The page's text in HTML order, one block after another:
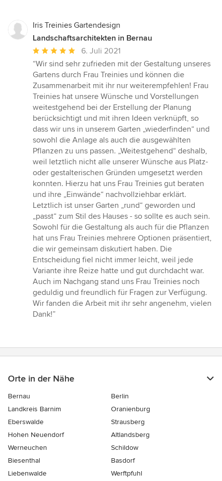
Iris Treinies Gartendesign
Landschaftsarchitekten in Bernau
Durchschnittliche
Bewertung:
5
von
5
Sternen
6. Juli 2021
“Wir sind sehr zufrieden mit der Gestaltung unseres
Gartens durch Frau Treinies und können die
Zusammenarbeit mit ihr nur weiterempfehlen! Frau
Treinies hat unsere Wünsche und Vorstellungen
weitestgehend bei der Erstellung der Planung
berücksichtigt und mit ihren Ideen verknüpft, so
dass wir uns in unserem Garten „wiederfinden“ und
sowohl die Anlage als auch die ausgewählten
Pflanzen zu uns passen. „Weitestgehend“ deshalb,
weil letztlich nicht alle unserer Wünsche aus Platz-
oder gestalterischen Gründen umgesetzt werden
konnten. Hierzu hat uns Frau Treinies gut beraten
und ihre „Einwände“ nachvollziehbar erklärt.
Letztlich ist unser Garten „rund“ geworden und
„passt“ zum Stil des Hauses - so sollte es auch sein.
Sowohl für die Gestaltung als auch für die Pflanzen
hat uns Frau Treinies mehrere Optionen präsentiert,
die wir gemeinsam diskutiert haben. Die
Entscheidung fiel nicht immer leicht, weil jede
Variante ihre Reize hatte und gut durchdacht war.
Auch im Nachgang stand uns Frau Treinies noch
geduldig und freundlich für Fragen zur Verfügung.
Wir fanden die Arbeit mit ihr sehr angenehm, vielen
Dank!”
Orte in der Nähe
Bernau
Berlin
Landkreis Barnim
Oranienburg
Eberswalde
Strausberg
Hohen Neuendorf
Altlandsberg
Werneuchen
Schildow
Biesenthal
Basdorf
Liebenwalde
Werftpfuhl